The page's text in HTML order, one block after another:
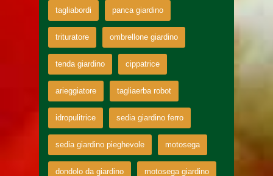
tagliabordi panca giardino
trituratore ombrellone giardino
tenda giardino cippatrice
arieggiatore tagliaerba robot
idropulitrice sedia giardino ferro
sedia giardino pieghevole motosega
dondolo da giardino motosega giardino